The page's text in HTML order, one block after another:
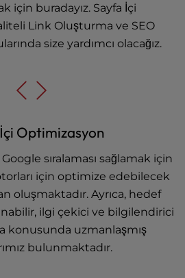
için buradayız. Sayfa İçi
Link Oluşturma ve SEO
size yardımcı olacağız.
Optimizasyon
sıralaması sağlamak için
için optimize edebilecek
oluşmaktadır. Ayrıca, hedef
ilgi çekici ve bilgilendirici
konusunda uzmanlaşmış
bulunmaktadır.